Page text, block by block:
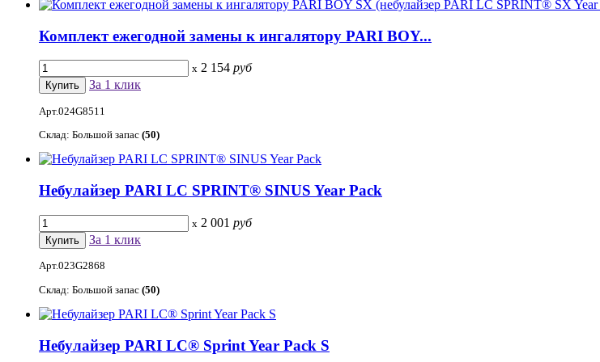
Комплект ежегодной замены к ингалятору PARI BOY...
x 2 154 руб
За 1 клик
Арт.024G8511
Склад: Большой запас (50)
Небулайзер PARI LC SPRINT® SINUS Year Pack
x 2 001 руб
За 1 клик
Арт.023G2868
Склад: Большой запас (50)
Небулайзер PARI LC® Sprint Year Pack S